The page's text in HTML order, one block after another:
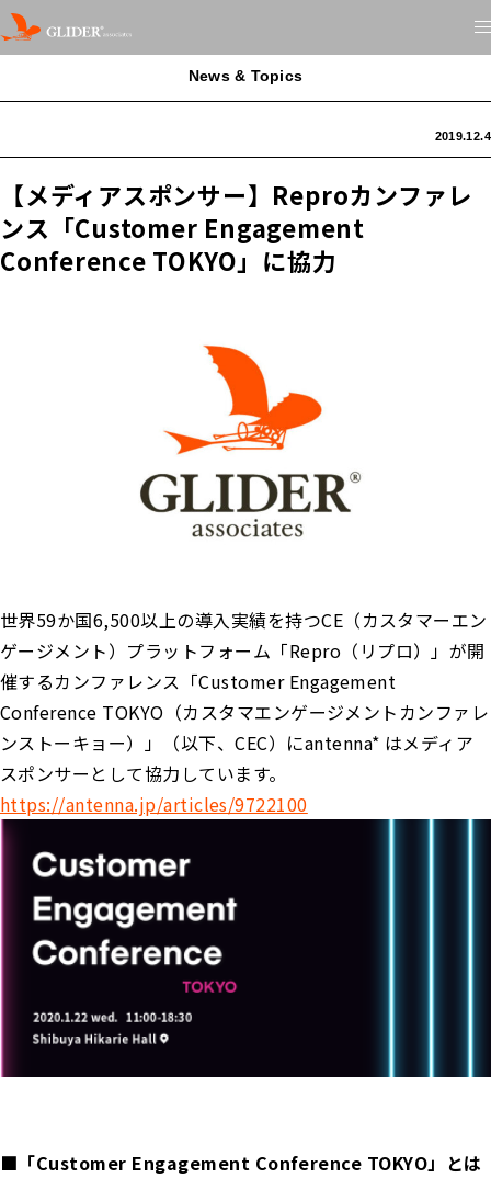
News & Topics
2019.12.4
【メディアスポンサー】Reproカンファレ
ンス「Customer Engagement
Conference TOKYO」に協力
世界59か国6,500以上の導入実績を持つCE（カスタマーエン
ゲージメント）プラットフォーム「Repro（リプロ）」が開
催するカンファレンス「Customer Engagement
Conference TOKYO（カスタマエンゲージメントカンファレ
ンストーキョー）」（以下、CEC）にantenna* はメディア
スポンサーとして協力しています。
https://antenna.jp/articles/9722100
■「Customer Engagement Conference TOKYO」とは